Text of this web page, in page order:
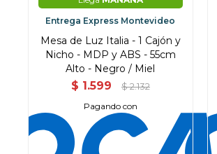
Entrega Express Montevideo
Mesa de Luz Italia - 1 Cajón y
Nicho - MDP y ABS - 55cm
Alto - Negro / Miel
$ 1.599 $ 2.132
Pagando con